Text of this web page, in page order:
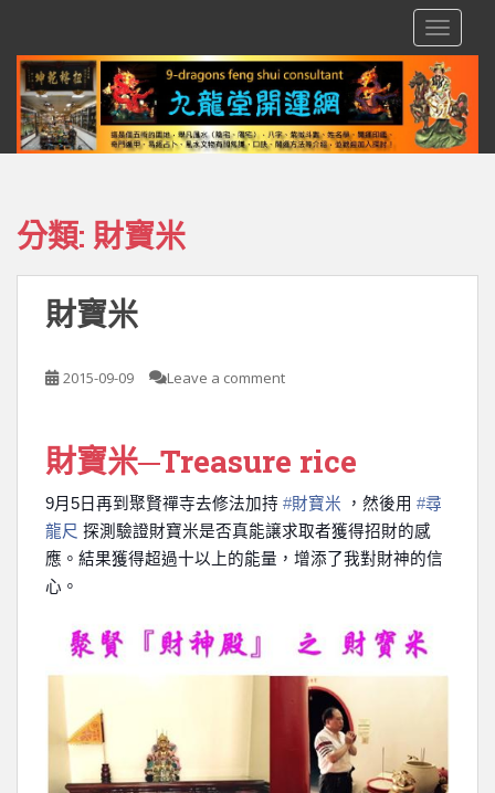
分類: 財寶米
財寶米
2015-09-09 Leave a comment
財寶米─Treasure rice
9月 5日再到聚賢禪寺去修法加持 ‪#‎財寶米 ，然後用 ‪#‎尋
龍尺 探測驗證財寶米是否真能譲求取者獲得招財的感
應。結果獲得超過十以上的能量，增添了我對財神的信
心。